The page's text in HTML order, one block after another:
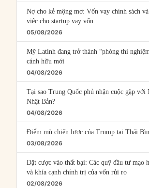
Nợ cho kẻ mộng mơ: Vốn vay chính sách
việc cho startup vay vốn
05/08/2026
Mỹ Latinh đang trở thành “phòng thí
cánh hữu mới
04/08/2026
Tại sao Trung Quốc phủ nhận cuộc gặp với
Nhật Bản?
04/08/2026
Điểm mù chiến lược của Trump tại Thái
03/08/2026
Đặt cược vào thất bại: Các quỹ đầu tư mạo
và khía cạnh chính trị của vốn rủi ro
02/08/2026